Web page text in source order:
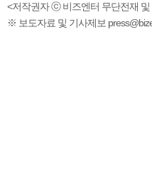
<저작권자 ⓒ 비즈엔터 무단전재 및
※ 보도자료 및 기사제보